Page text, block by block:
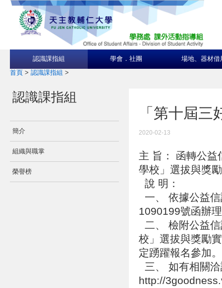
認識課指組 學會．社團 場地、器材借
首頁 > 認識課指組 >
認識課指組
簡介
組織與職掌
榮譽榜
「第十屆
2020-02-13
主 旨： 函轉公益
學校」選拔與獎
說 明：
一、 依據公益
1090199號函辦
二、 檢附公益
校」選拔與獎勵
定踴躍報名參加
三、 如有相關
http://